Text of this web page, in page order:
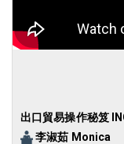
出口貿易操作秘笈
李淑茹 Monica